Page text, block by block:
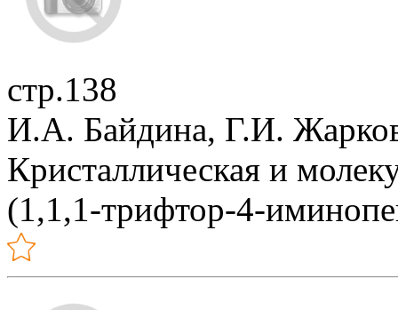
стр.138
И.А. Байдина, Г.И.
Кристаллическая и
(1,1,1-трифтор-4-